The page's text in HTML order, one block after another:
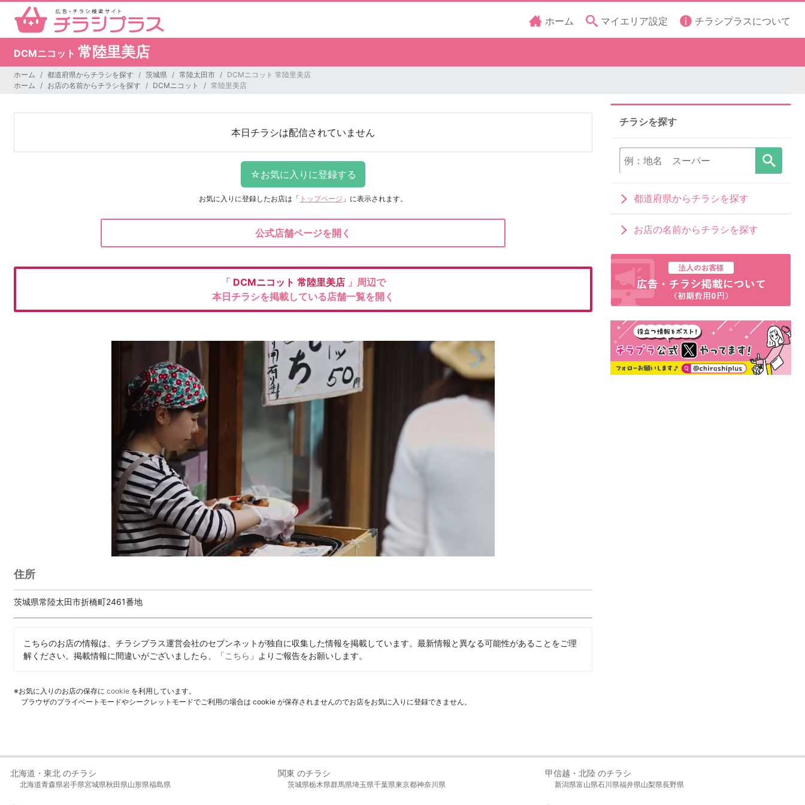
ホーム マイエリア設定 チラシプラスについて
DCMニコット 常陸里美店
ホーム 都道府県からチラシを探す 茨城県 常陸太田市
DCMニコット 常陸里美店
ホーム
お店の名前からチラシを探す DCMニコット 常陸里美店
本日チラシは配信されていません
お気に入りに登録したお店は 「 トップページ 」に表示されます。
公式店舗ページを開く
「 DCMニコット 常陸里美店 」周辺で
本日チラシを掲載している店舗一覧を開く
住所
茨城県常陸太田市折橋町2461番地
こちらのお店の情報は、チラシプラス運営会社のセブンネットが独自に収集した情報を掲載しています。最新情報と異なる可能性があることをご理
解ください。掲載情報に間違いがございましたら、「こちら 」よりご報告をお願いします。
※お気に入りのお店の保存に cookie を利用しています。
ブラウザのプライベートモードやシークレットモードでご利用の場合は cookie が保存されませんのでお店をお気に入りに登録できません。
チラシを探す
都道府県からチラシを探す
お店の名前からチラシを探す
北海道・東北 のチラシ
北海道青森県岩手県宮城県秋田県山形県福島県
関東 のチラシ
茨城県栃木県群馬県埼玉県千葉県東京都神奈川県
甲信越・北陸 のチラシ
新潟県富山県石川県福井県山梨県長野県